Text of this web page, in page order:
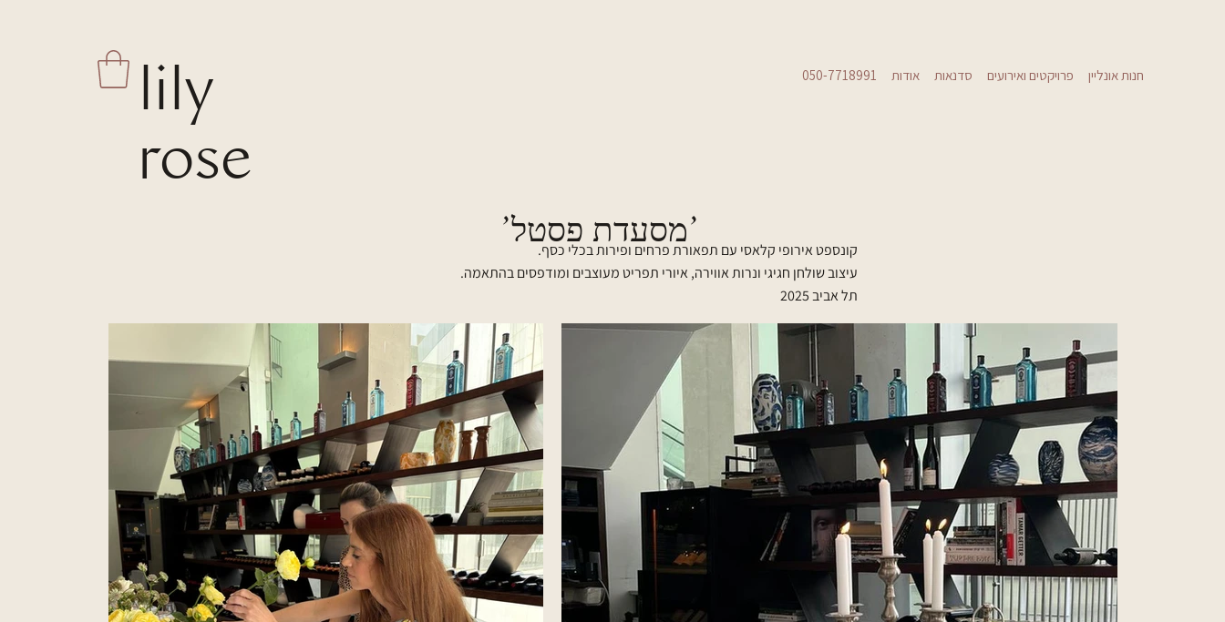
חנות אונליין פרויקטים ואירועים סדנאות אודות 050-7718991
lily
rose
קונספט אירופי קלאסי עם תפאורת פרחים ופירות בכלי כסף.
עיצוב שולחן חגיגי ונרות אווירה, איורי תפריט מעוצבים ומודפסים בהתאמה.
תל אביב 2025
'מסעדת פסטל'